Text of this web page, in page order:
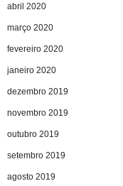
abril 2020
março 2020
fevereiro 2020
janeiro 2020
dezembro 2019
novembro 2019
outubro 2019
setembro 2019
agosto 2019